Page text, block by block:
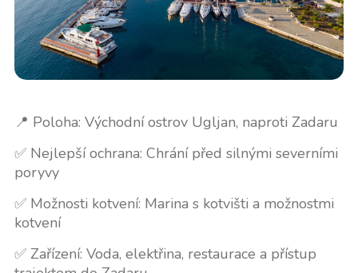
📍 Poloha: Východní ostrov Ugljan, naproti Zadaru
✅ Nejlepší ochrana: Chrání před silnými severními
poryvy
✅ Možnosti kotvení: Marina s kotvišti a možnostmi
kotvení
✅ Zařízení: Voda, elektřina, restaurace a přístup